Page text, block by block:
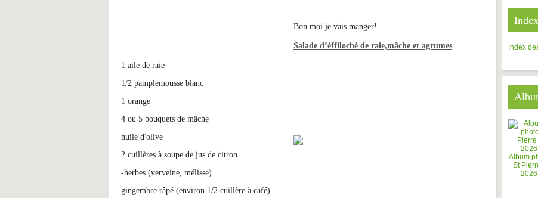
Bon moi je vais manger!
Salade d’éffiloché de raie,mâche et agrumes
1 aile de raie
1/2 pamplemousse blanc
1 orange
4 ou 5 bouquets de mâche
huile d'olive
2 cuillères à soupe de jus de citron
-herbes (verveine, mélisse)
gingembre râpé (environ 1/2 cuillère à café)
Index
Album
St
2026